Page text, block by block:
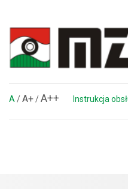
A/A+/A++ Instrukcja